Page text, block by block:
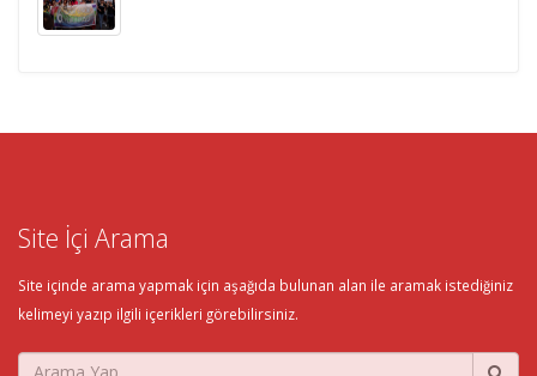
Site İçi Arama
Site içinde arama yapmak için aşağıda bulunan alan ile aramak istediğiniz
kelimeyi yazıp ilgili içerikleri görebilirsiniz.